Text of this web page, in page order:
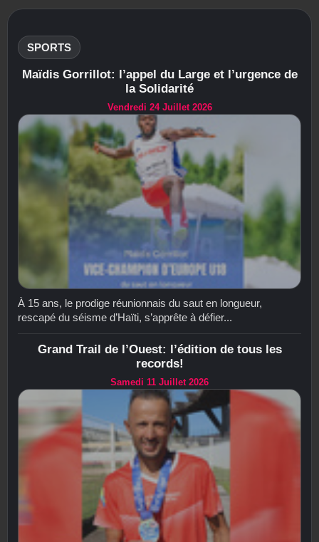
SPORTS
Maïdis Gorrillot: l’appel du Large et l’urgence de
la Solidarité
Vendredi 24 Juillet 2026
À 15 ans, le prodige réunionnais du saut en longueur,
rescapé du séisme d’Haïti, s’apprête à défier...
Grand Trail de l’Ouest: l’édition de tous les
records!
Samedi 11 Juillet 2026